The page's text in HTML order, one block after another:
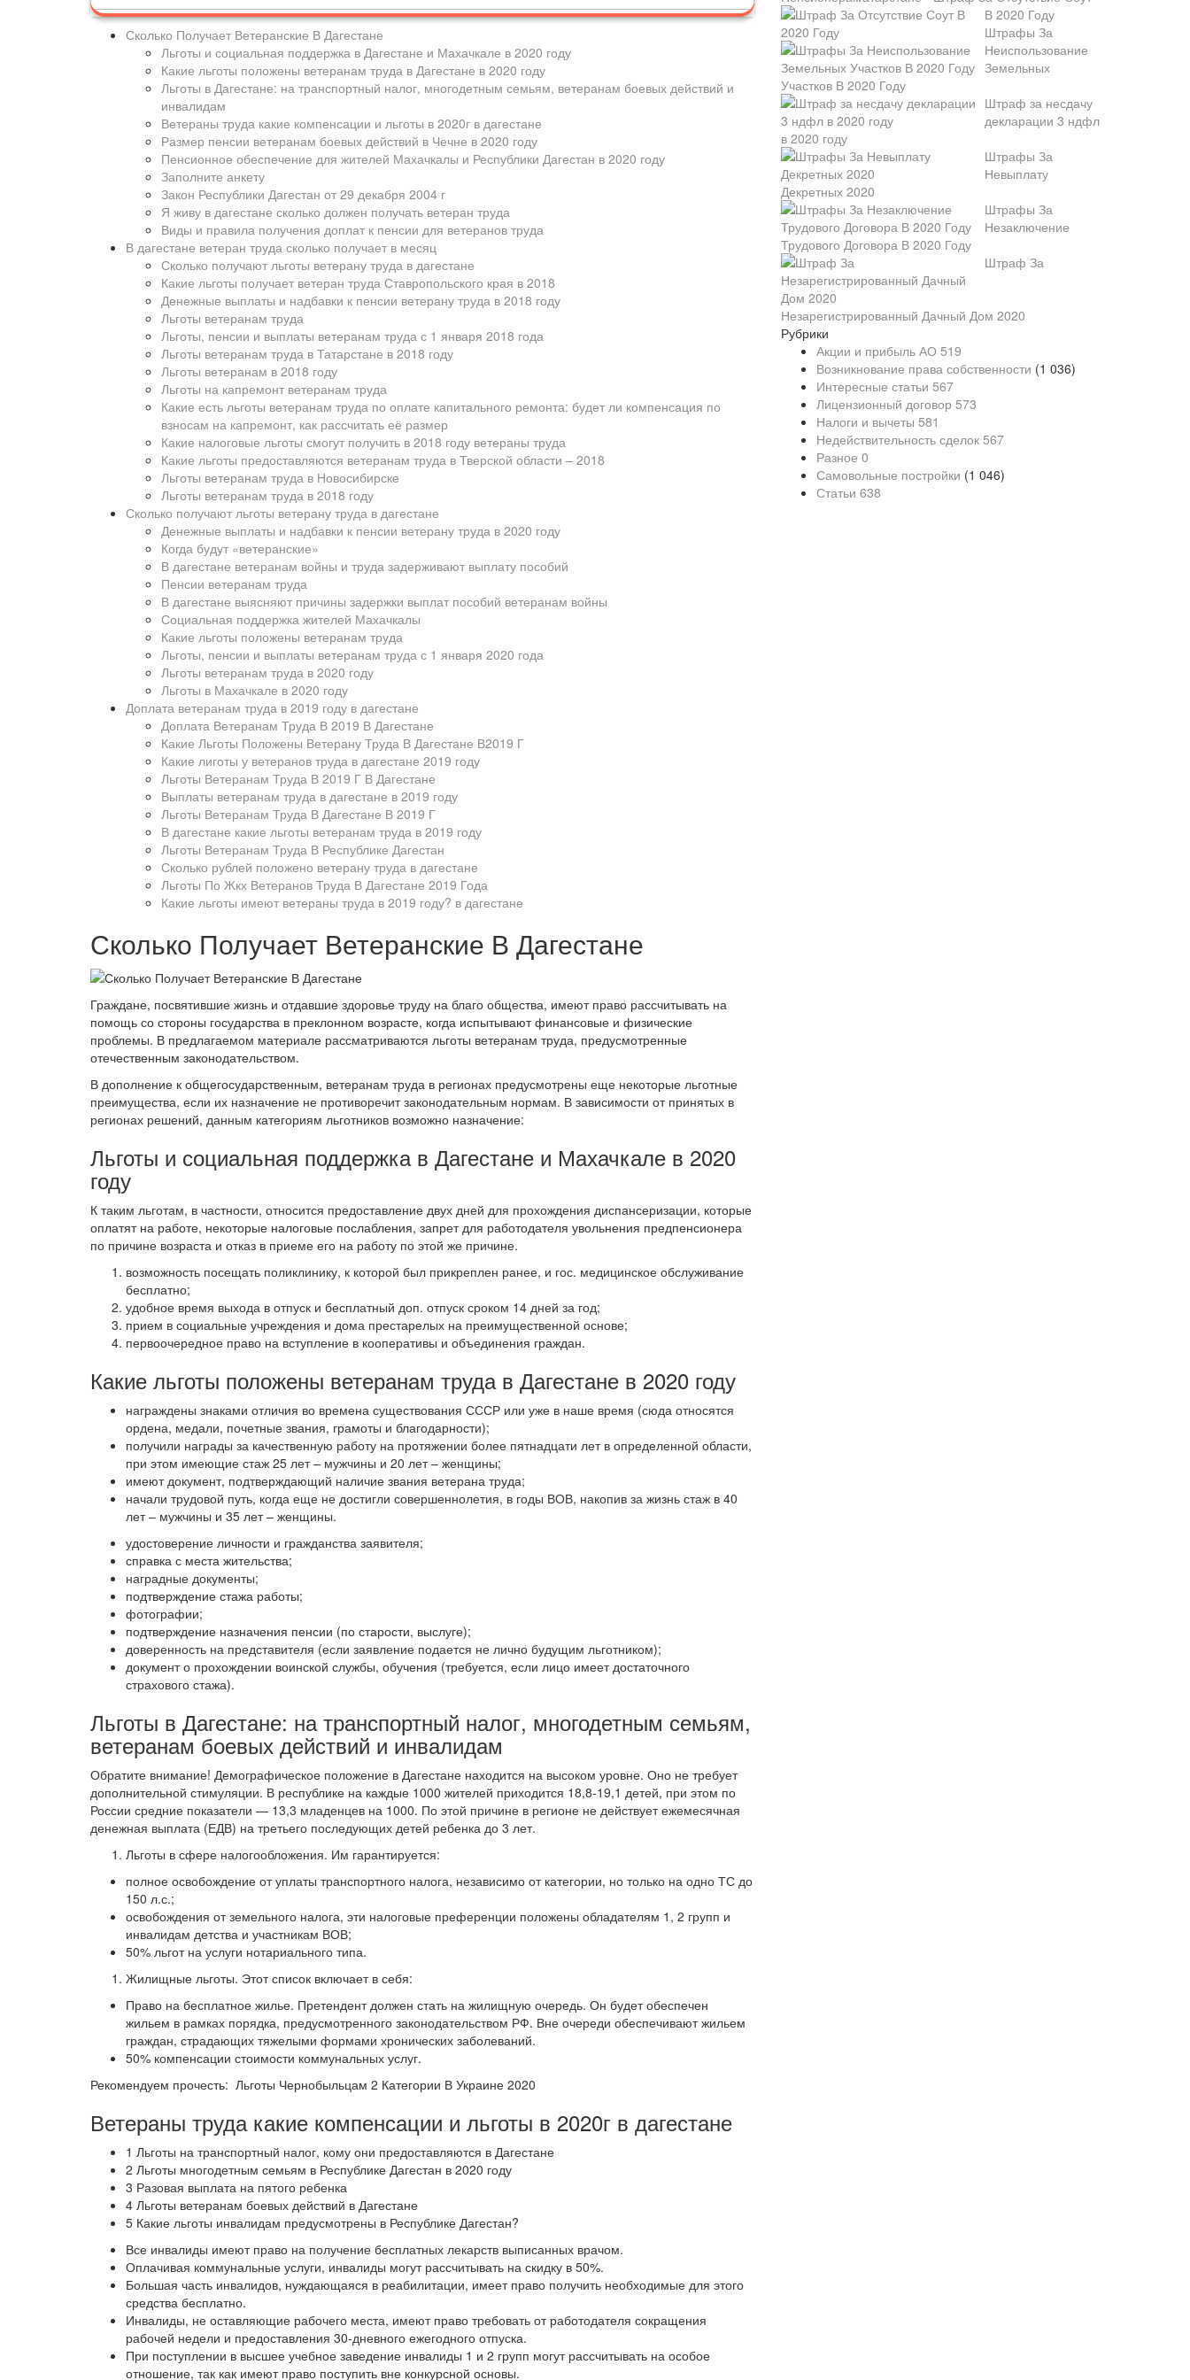
Сколько Получает Ветеранские В Дагестане
Льготы и социальная поддержка в Дагестане и Махачкале в 2020 году
Какие льготы положены ветеранам труда в Дагестане в 2020 году
Льготы в Дагестане: на транспортный налог, многодетным семьям, ветеранам боевых действий и
инвалидам
Ветераны труда какие компенсации и льготы в 2020г в дагестане
Размер пенсии ветеранам боевых действий в Чечне в 2020 году
Пенсионное обеспечение для жителей Махачкалы и Республики Дагестан в 2020 году
Заполните анкету
Закон Республики Дагестан от 29 декабря 2004 г
Я живу в дагестане сколько должен получать ветеран труда
Виды и правила получения доплат к пенсии для ветеранов труда
В дагестане ветеран труда сколько получает в месяц
Сколько получают льготы ветерану труда в дагестане
Какие льготы получает ветеран труда Ставропольского края в 2018
Денежные выплаты и надбавки к пенсии ветерану труда в 2018 году
Льготы ветеранам труда
Льготы, пенсии и выплаты ветеранам труда с 1 января 2018 года
Льготы ветеранам труда в Татарстане в 2018 году
Льготы ветеранам в 2018 году
Льготы на капремонт ветеранам труда
Какие есть льготы ветеранам труда по оплате капитального ремонта: будет ли компенсация по
взносам на капремонт, как рассчитать её размер
Какие налоговые льготы смогут получить в 2018 году ветераны труда
Какие льготы предоставляются ветеранам труда в Тверской области – 2018
Льготы ветеранам труда в Новосибирске
Льготы ветеранам труда в 2018 году
Сколько получают льготы ветерану труда в дагестане
Денежные выплаты и надбавки к пенсии ветерану труда в 2020 году
Когда будут «ветеранские»
В дагестане ветеранам войны и труда задерживают выплату пособий
Пенсии ветеранам труда
В дагестане выясняют причины задержки выплат пособий ветеранам войны
Социальная поддержка жителей Махачкалы
Какие льготы положены ветеранам труда
Льготы, пенсии и выплаты ветеранам труда с 1 января 2020 года
Льготы ветеранам труда в 2020 году
Льготы в Махачкале в 2020 году
Доплата ветеранам труда в 2019 году в дагестане
Доплата Ветеранам Труда В 2019 В Дагестане
Какие Льготы Положены Ветерану Труда В Дагестане В2019 Г
Какие лиготы у ветеранов труда в дагестане 2019 году
Льготы Ветеранам Труда В 2019 Г В Дагестане
Выплаты ветеранам труда в дагестане в 2019 году
Льготы Ветеранам Труда В Дагестане В 2019 Г
В дагестане какие льготы ветеранам труда в 2019 году
Льготы Ветеранам Труда В Республике Дагестан
Сколько рублей положено ветерану труда в дагестане
Льготы По Жкх Ветеранов Труда В Дагестане 2019 Года
Какие льготы имеют ветераны труда в 2019 году? в дагестане
Сколько Получает Ветеранские В Дагестане
Граждане, посвятившие жизнь и отдавшие здоровье труду на благо общества, имеют право рассчитывать на
помощь со стороны государства в преклонном возрасте, когда испытывают финансовые и физические
проблемы. В предлагаемом материале рассматриваются льготы ветеранам труда, предусмотренные
отечественным законодательством.
В дополнение к общегосударственным, ветеранам труда в регионах предусмотрены еще некоторые льготные
преимущества, если их назначение не противоречит законодательным нормам. В зависимости от принятых в
регионах решений, данным категориям льготников возможно назначение:
Льготы и социальная поддержка в Дагестане и Махачкале в 2020
году
К таким льготам, в частности, относится предоставление двух дней для прохождения диспансеризации, которые
оплатят на работе, некоторые налоговые послабления, запрет для работодателя увольнения предпенсионера
по причине возраста и отказ в приеме его на работу по этой же причине.
возможность посещать поликлинику, к которой был прикреплен ранее, и гос. медицинское обслуживание
бесплатно;
удобное время выхода в отпуск и бесплатный доп. отпуск сроком 14 дней за год;
прием в социальные учреждения и дома престарелых на преимущественной основе;
первоочередное право на вступление в кооперативы и объединения граждан.
Какие льготы положены ветеранам труда в Дагестане в 2020 году
награждены знаками отличия во времена существования СССР или уже в наше время (сюда относятся
ордена, медали, почетные звания, грамоты и благодарности);
получили награды за качественную работу на протяжении более пятнадцати лет в определенной области,
при этом имеющие стаж 25 лет – мужчины и 20 лет – женщины;
имеют документ, подтверждающий наличие звания ветерана труда;
начали трудовой путь, когда еще не достигли совершеннолетия, в годы ВОВ, накопив за жизнь стаж в 40
лет – мужчины и 35 лет – женщины.
удостоверение личности и гражданства заявителя;
справка с места жительства;
наградные документы;
подтверждение стажа работы;
фотографии;
подтверждение назначения пенсии (по старости, выслуге);
доверенность на представителя (если заявление подается не лично будущим льготником);
документ о прохождении воинской службы, обучения (требуется, если лицо имеет достаточного
страхового стажа).
Льготы в Дагестане: на транспортный налог, многодетным семьям,
ветеранам боевых действий и инвалидам
Обратите внимание! Демографическое положение в Дагестане находится на высоком уровне. Оно не требует
дополнительной стимуляции. В республике на каждые 1000 жителей приходится 18,8-19,1 детей, при этом по
России средние показатели — 13,3 младенцев на 1000. По этой причине в регионе не действует ежемесячная
денежная выплата (ЕДВ) на третьего последующих детей ребенка до 3 лет.
Льготы в сфере налогообложения. Им гарантируется:
полное освобождение от уплаты транспортного налога, независимо от категории, но только на одно ТС до
150 л.с.;
освобождения от земельного налога, эти налоговые преференции положены обладателям 1, 2 групп и
инвалидам детства и участникам ВОВ;
50% льгот на услуги нотариального типа.
Жилищные льготы. Этот список включает в себя:
Право на бесплатное жилье. Претендент должен стать на жилищную очередь. Он будет обеспечен
жильем в рамках порядка, предусмотренного законодательством РФ. Вне очереди обеспечивают жильем
граждан, страдающих тяжелыми формами хронических заболеваний.
50% компенсации стоимости коммунальных услуг.
Рекомендуем прочесть: Льготы Чернобыльцам 2 Категории В Украине 2020
Ветераны труда какие компенсации и льготы в 2020г в дагестане
1 Льготы на транспортный налог, кому они предоставляются в Дагестане
2 Льготы многодетным семьям в Республике Дагестан в 2020 году
3 Разовая выплата на пятого ребенка
4 Льготы ветеранам боевых действий в Дагестане
5 Какие льготы инвалидам предусмотрены в Республике Дагестан?
Все инвалиды имеют право на получение бесплатных лекарств выписанных врачом.
Оплачивая коммунальные услуги, инвалиды могут рассчитывать на скидку в 50%.
Большая часть инвалидов, нуждающаяся в реабилитации, имеет право получить необходимые для этого
средства бесплатно.
Инвалиды, не оставляющие рабочего места, имеют право требовать от работодателя сокращения
рабочей недели и предоставления 30-дневного ежегодного отпуска.
При поступлении в высшее учебное заведение инвалиды 1 и 2 групп могут рассчитывать на особое
отношение, так как имеют право поступить вне конкурсной основы.
В 2020 Году
Штрафы За
Неиспользование
Земельных
Участков В 2020 Году
Штраф за несдачу
декларации 3 ндфл
в 2020 году
Штрафы За
Невыплату
Декретных 2020
Штрафы За
Незаключение
Трудового Договора В 2020 Году
Штраф За
Незарегистрированный Дачный Дом 2020
Рубрики
Акции и прибыль АО 519
Возникнование права собственности (1 036)
Интересные статьи 567
Лицензионный договор 573
Налоги и вычеты 581
Недействительность сделок 567
Разное 0
Самовольные постройки (1 046)
Статьи 638